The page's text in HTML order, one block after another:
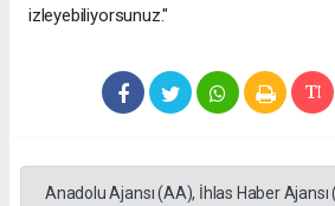
izleyebiliyorsunuz."
Anadolu Ajansı (AA), İhlas Haber